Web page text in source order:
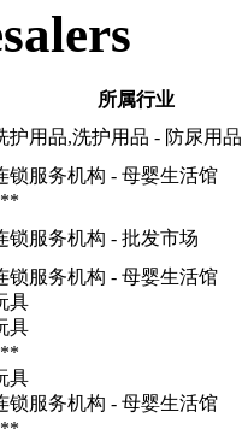
所属行业
护用品,洗护用品 - 防尿用品
锁服务机构 - 母婴生活馆
锁服务机构 - 批发市场
锁服务机构 - 母婴生活馆
具
具
具
锁服务机构 - 母婴生活馆